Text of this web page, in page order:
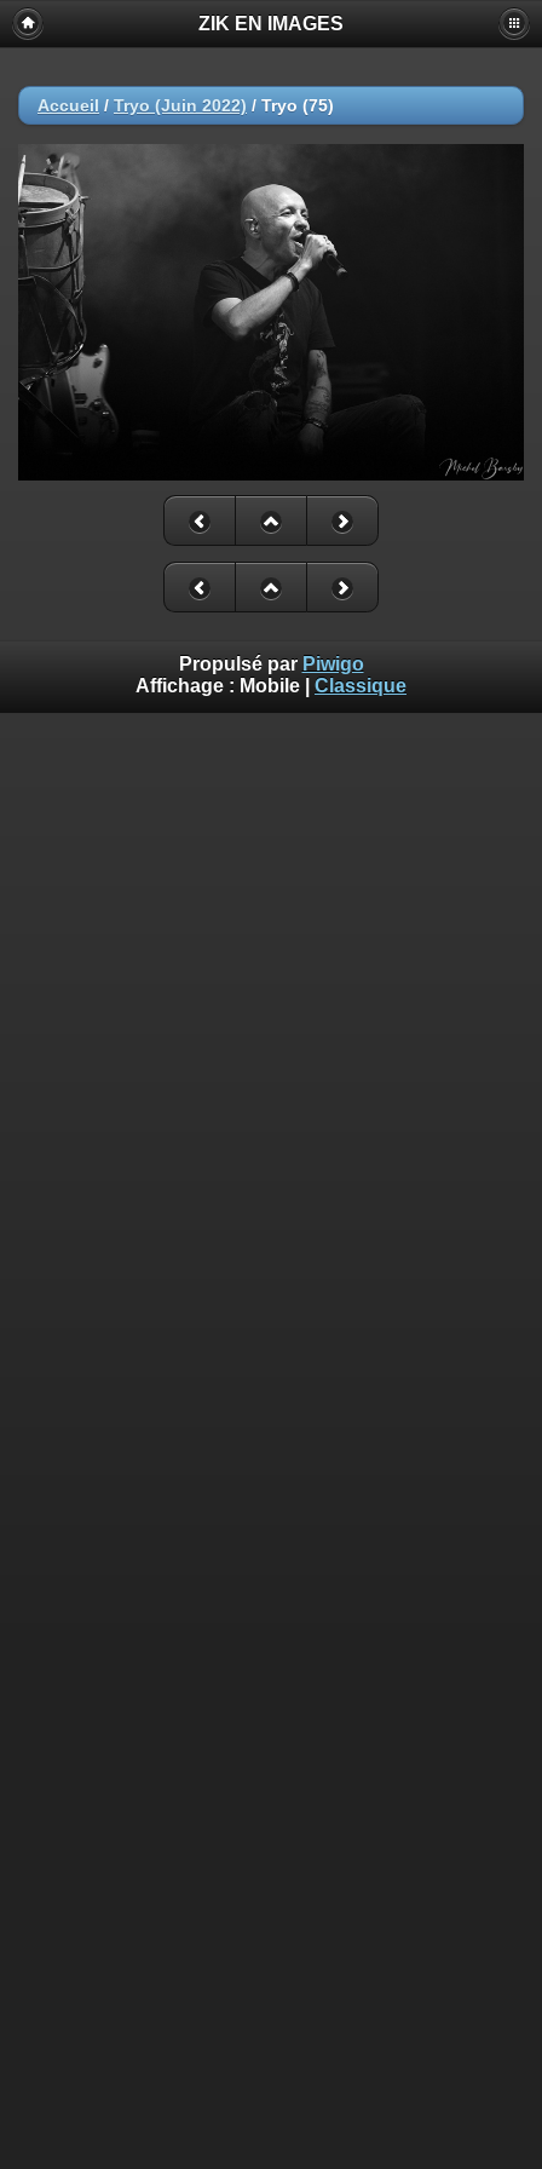
ZIK EN IMAGES
Accueil / Tryo (Juin 2022) / Tryo (75)
Propulsé par Piwigo
Affichage : Mobile Classique